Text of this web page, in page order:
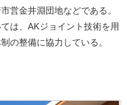
営金井淵団地などである。
は、AKジョイント技術を用
の整備に協力している。